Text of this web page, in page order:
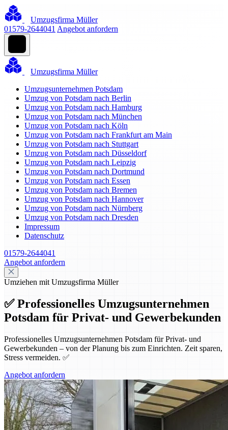
Umzugsfirma Müller
01579-2644041 Angebot anfordern
Umzugsfirma Müller
Umzugsunternehmen Potsdam
Umzug von Potsdam nach Berlin
Umzug von Potsdam nach Hamburg
Umzug von Potsdam nach München
Umzug von Potsdam nach Köln
Umzug von Potsdam nach Frankfurt am Main
Umzug von Potsdam nach Stuttgart
Umzug von Potsdam nach Düsseldorf
Umzug von Potsdam nach Leipzig
Umzug von Potsdam nach Dortmund
Umzug von Potsdam nach Essen
Umzug von Potsdam nach Bremen
Umzug von Potsdam nach Hannover
Umzug von Potsdam nach Nürnberg
Umzug von Potsdam nach Dresden
Impressum
Datenschutz
01579-2644041
Angebot anfordern
Umziehen mit Umzugsfirma Müller
✅ Professionelles Umzugsunternehmen
Potsdam für Privat- und Gewerbekunden
Professionelles Umzugsunternehmen Potsdam für Privat- und
Gewerbekunden – von der Planung bis zum Einrichten. Zeit sparen,
Stress vermeiden. ✅
Angebot anfordern